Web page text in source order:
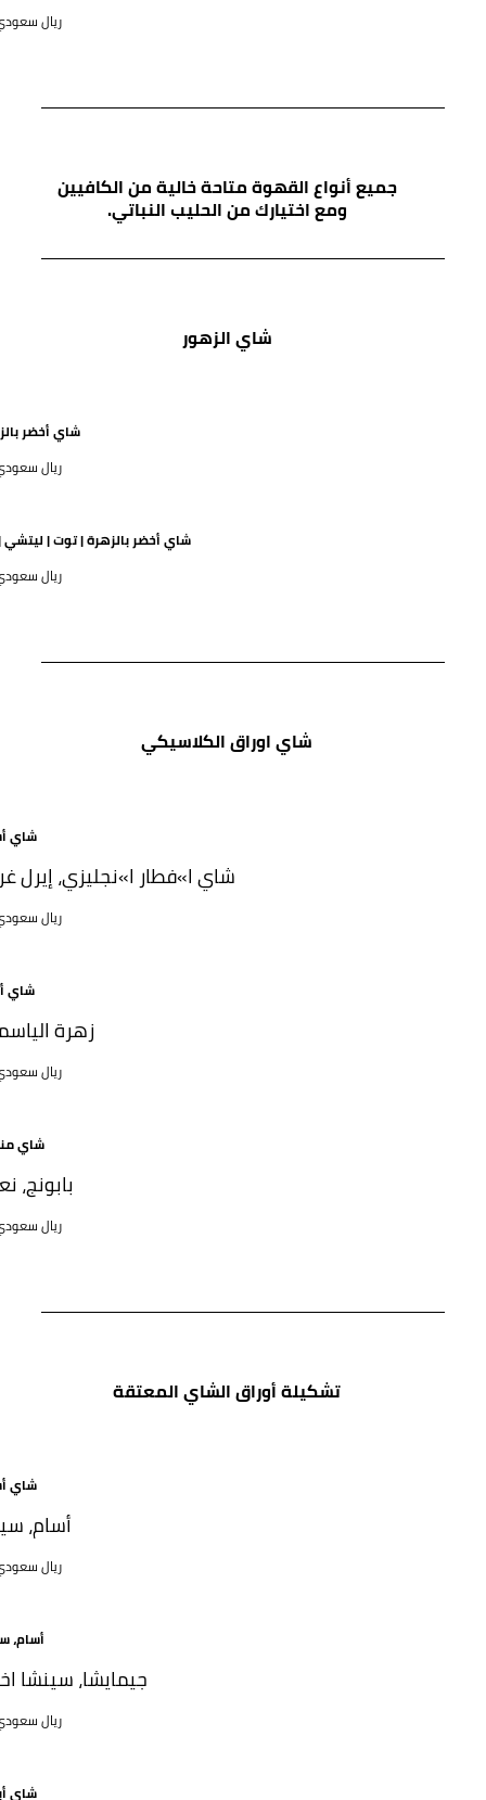
63 ريال
جميع أنواع القهوة متاحة خالية من الكافيين
ومع اختيارك من الحليب النباتي.
شاي الزهور
شاي أخضر
75 ريال
شاي أخضر بالزهرة | توت | ليتشي
69 ريال
شاي اوراق الكلاسيكي
شاي
شاي ا»فطار ا»نجليزي، إيرل
58 ريال
شاي
زهرة
63 ريال
شاي
بابونج،
58 ريال
تشكيلة أوراق الشاي المعتقة
شاي
أسام،
63 ريال
أسام،
جيمايشا، سينشا
63 ريال
شاي